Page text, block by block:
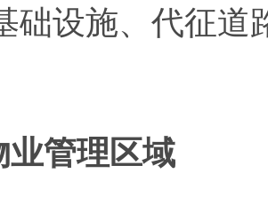
础设施、代征道
业管理区域